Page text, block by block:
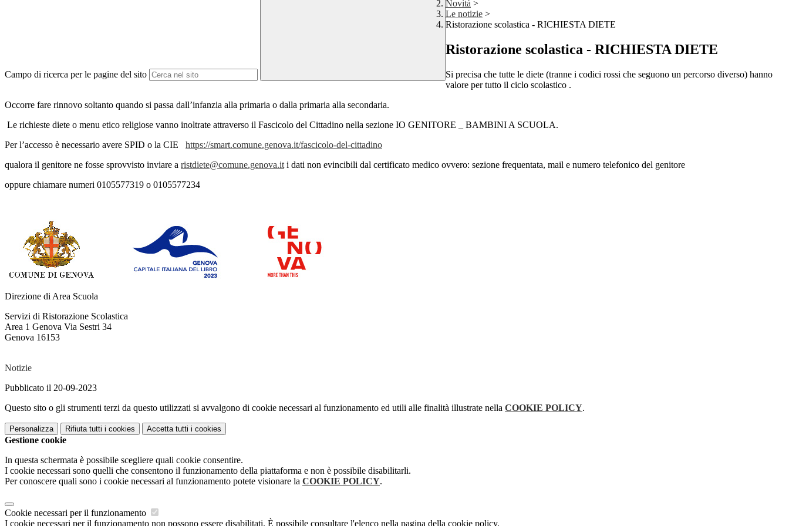
Campo di ricerca per le pagine del sito
Novità >
Le notizie >
Ristorazione scolastica - RICHIESTA DIETE
Ristorazione scolastica - RICHIESTA DIETE
Si precisa che tutte le diete (tranne i codici rossi che seguono un percorso diverso) hanno
valore per tutto il ciclo scolastico .
Occorre fare rinnovo soltanto quando si passa dall’infanzia alla primaria o dalla primaria alla secondaria.
Le richieste diete o menu etico religiose vanno inoltrate attraverso il Fascicolo del Cittadino nella sezione IO GENITORE _ BAMBINI A SCUOLA.
Per l’accesso è necessario avere SPID o la CIE https://smart.comune.genova.it/fascicolo-del-cittadino
qualora il genitore ne fosse sprovvisto inviare a ristdiete@comune.genova.it i dati non evincibili dal certificato medico ovvero: sezione frequentata, mail e numero telefonico del genitore
oppure chiamare numeri 0105577319 o 0105577234
Direzione di Area Scuola
Servizi di Ristorazione Scolastica
Area 1 Genova Via Sestri 34
Genova 16153
Notizie
Pubblicato il 20-09-2023
Questo sito o gli strumenti terzi da questo utilizzati si avvalgono di cookie necessari al funzionamento ed utili alle finalità illustrate nella COOKIE POLICY.
Personalizza Rifiuta tutti i cookies Accetta tutti i cookies
Gestione cookie
In questa schermata è possibile scegliere quali cookie consentire.
I cookie necessari sono quelli che consentono il funzionamento della piattaforma e non è possibile disabilitarli.
Per conoscere quali sono i cookie necessari al funzionamento potete visionare la COOKIE POLICY.
Cookie necessari per il funzionamento
I cookie necessari per il funzionamento non possono essere disabilitati. È possibile consultare l'elenco nella pagina della cookie policy.